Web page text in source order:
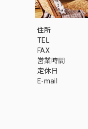
住所
TEL
FAX
営業時間
定休日
E-mail